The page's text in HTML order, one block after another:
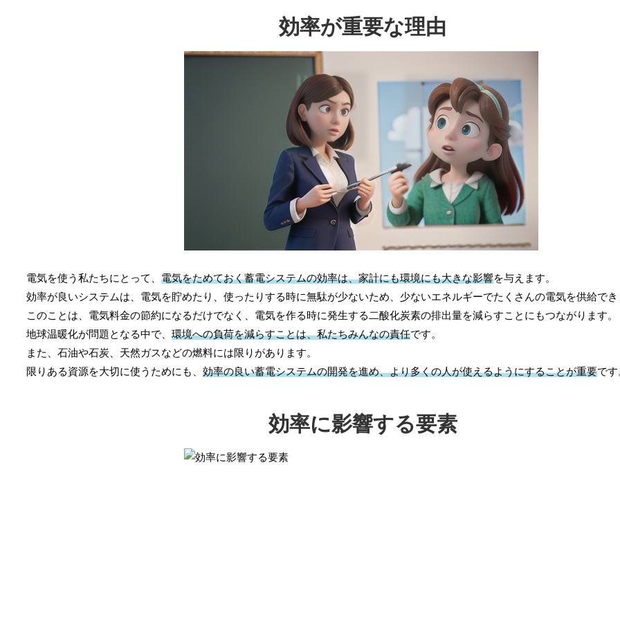
効率が重要な理由
電気を使う私たちにとって、 電気をためておく蓄電システムの効率は、家計にも環境にも大きな影響を与えます。
効率が良いシステムは、電気を貯めたり、使ったりする時に無駄が少ないため、少ないエネルギーでたくさんの電気を供給で
このことは、電気料金の節約になるだけでなく、電気を作る時に発生する二酸化炭素の排出量を減らすことにもつながります。
地球温暖化が問題となる中で、 環境への負荷を減らすことは、私たちみんなの責任です。
また、石油や石炭、天然ガスなどの燃料には限りがあります。
限りある資源を大切に使うためにも、 効率の良い蓄電システムの開発を進め、より多くの人が使えるようにすることが重要です
効率に影響する要素